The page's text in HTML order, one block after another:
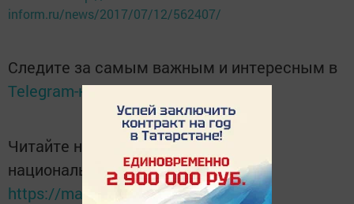
inform.ru/news/2017/07/12/562407/
Следите за самым важным и интересным в
Telegram-каналеТатмедиа
Читайте новости Татарстана в
национальном мессенджере MАХ:
https://max.ru/tatmedia